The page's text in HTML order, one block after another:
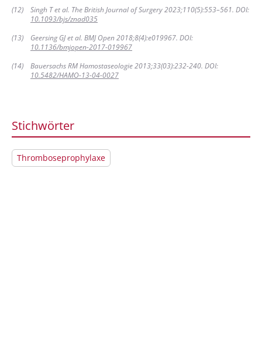
(12)
Singh T et al. The British Journal of Surgery 2023;110(5):553–561. DOI:
10.1093/bjs/znad035
(13)
Geersing GJ et al. BMJ Open 2018;8(4):e019967. DOI:
10.1136/bmjopen-2017-019967
(14)
Bauersachs RM Hamostaseologie 2013;33(03):232-240. DOI:
10.5482/HAMO-13-04-0027
Stichwörter
Thromboseprophylaxe